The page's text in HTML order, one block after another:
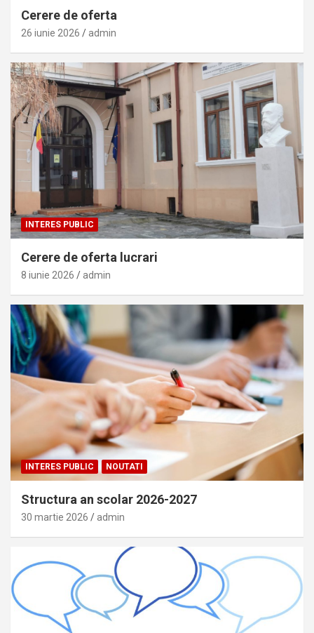
Cerere de oferta
26 iunie 2026 admin
INTERES PUBLIC
Cerere de oferta lucrari
8 iunie 2026 admin
INTERES PUBLIC NOUTATI
Structura an scolar 2026-2027
30 martie 2026 admin